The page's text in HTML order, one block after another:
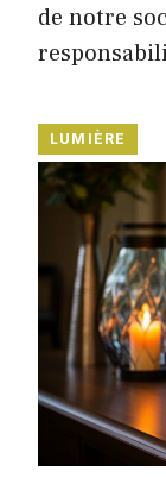
de notre
LUMIÈRE